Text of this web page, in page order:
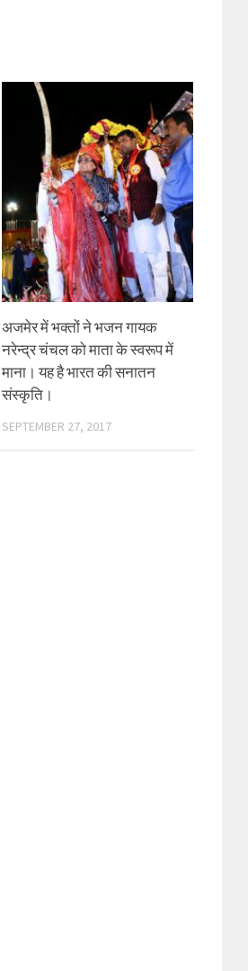
अजमेर में भक्तों ने भजन गायक
नरेन्द्र चंचल को माता के स्वरूप में
माना। यह है भारत की सनातन
संस्कृति।
SEPTEMBER 27, 2017